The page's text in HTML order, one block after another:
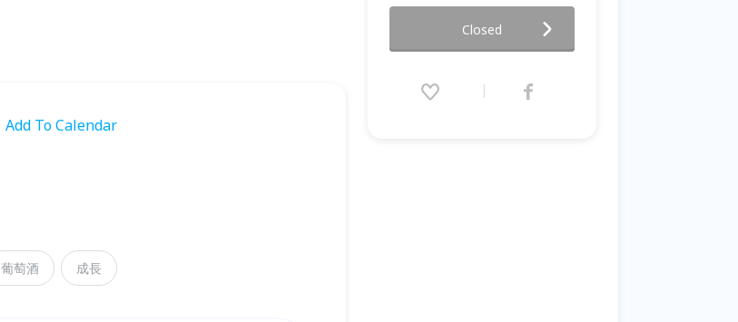
Add To Calendar
葡萄酒 成長
酒小學堂：入門篇+(甜)白酒篇
2025.11.07 (Fri) 19:00 - 20:30
Closed